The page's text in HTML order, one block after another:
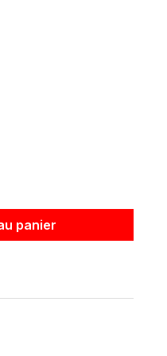
ou utilisez les
panier